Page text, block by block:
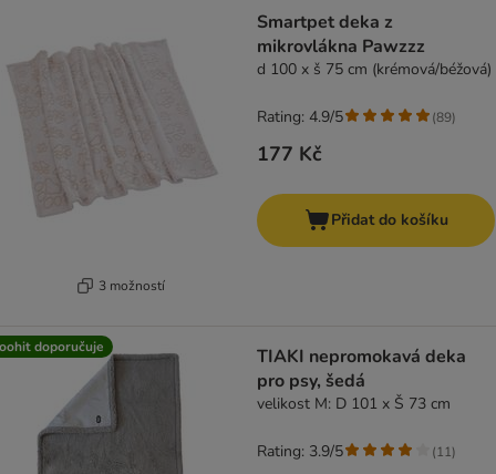
3 možností
Smartpet deka z
mikrovlákna Pawzzz
d 100 x š 75 cm (krémová/béžová)
177 Kč
Rating: 4.9/5 (89)
Přidat do košíku
doporučuje
TIAKI nepromokavá deka
pro psy, šedá
velikost M: D 101 x Š 73 cm
Rating: 3.9/5 (11)